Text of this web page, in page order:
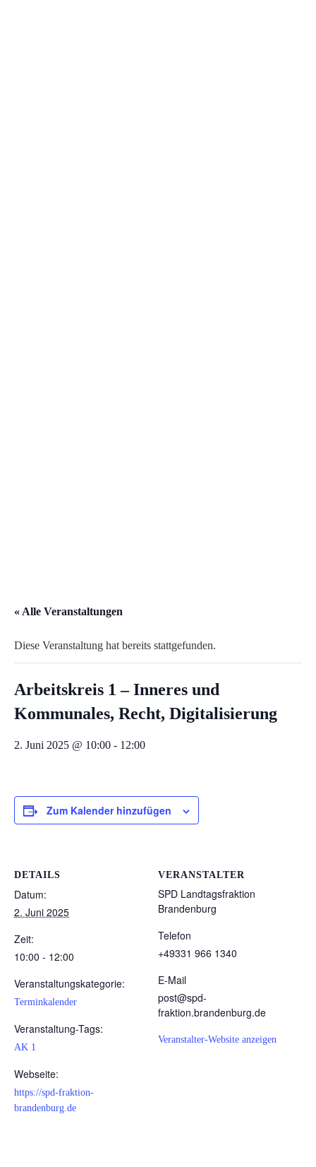
« Alle Veranstaltungen
Diese Veranstaltung hat bereits stattgefunden.
Arbeitskreis 1 – Inneres und
Kommunales, Recht, Digitalisierung
2. Juni 2025 @ 10:00 - 12:00
Zum Kalender hinzufügen
DETAILS
Datum:
2. Juni 2025
Zeit:
10:00 - 12:00
Veranstaltungskategorie:
Terminkalender
Veranstaltung-Tags:
AK 1
Webseite:
https://spd-fraktion-
brandenburg.de
VERANSTALTER
SPD Landtagsfraktion
Brandenburg
Telefon
+49331 966 1340
E-Mail
post@spd-
fraktion.brandenburg.de
Veranstalter-Website anzeigen